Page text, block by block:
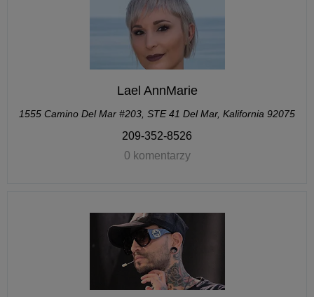
Lael AnnMarie
1555 Camino Del Mar #203, STE 41 Del Mar, Kalifornia 92075
209-352-8526
0 komentarzy